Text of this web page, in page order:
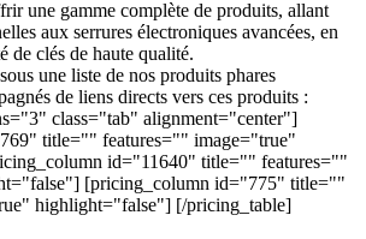
une gamme complète de produits, allant
aux serrures électroniques avancées, en
de clés de haute qualité.
une liste de nos produits phares
de liens directs vers ces produits :
class="tab" alignment="center"]
title="" features="" image="true"
id="11640" title="" features=""
[pricing_column id="775" title=""
highlight="false"] [/pricing_table]